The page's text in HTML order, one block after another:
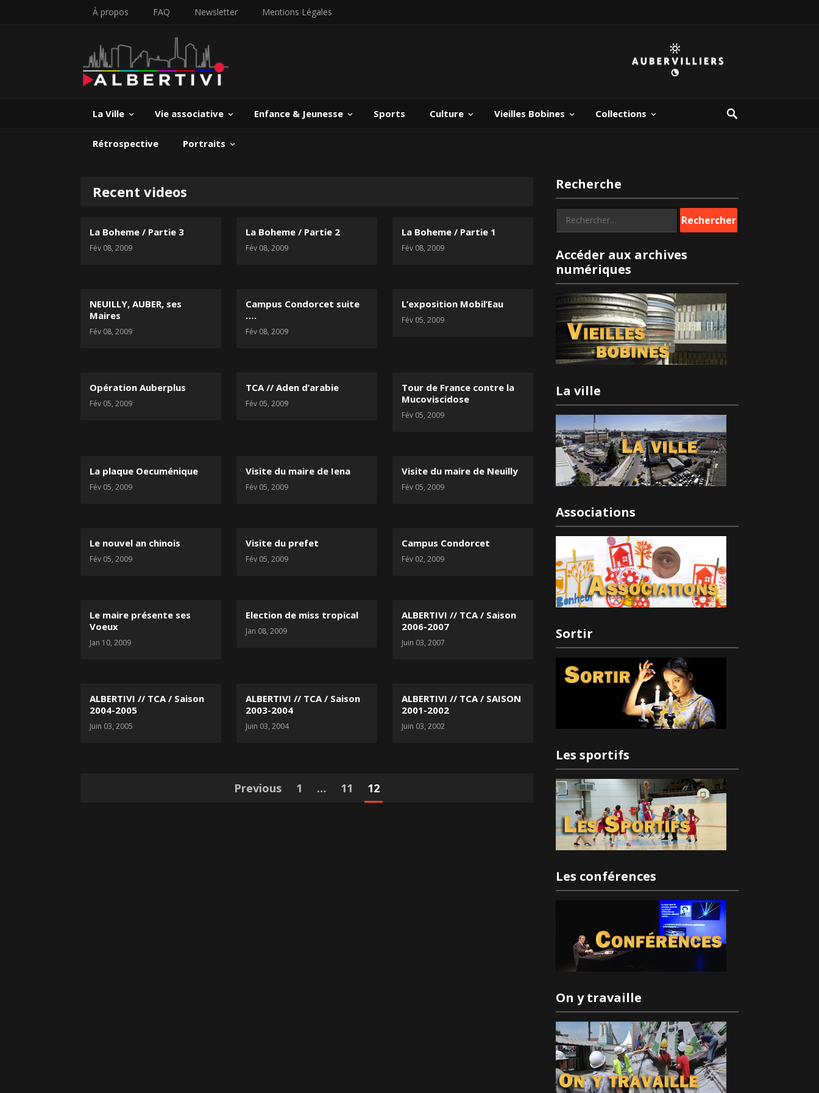
À propos FAQ Newsletter Mentions Légales
La Ville Vie associative Enfance & Jeunesse Sports Culture Vieilles Bobines Collections
Rétrospective Portraits
Recent videos
La Boheme / Partie 3
Fév 08, 2009
La Boheme / Partie 2
Fév 08, 2009
La Boheme / Partie 1
Fév 08, 2009
NEUILLY, AUBER, ses
Maires
Fév 08, 2009
Campus Condorcet suite
….
Fév 08, 2009
L’exposition Mobil’Eau
Fév 05, 2009
Opération Auberplus
Fév 05, 2009
TCA // Aden d’arabie
Fév 05, 2009
Tour de France contre la
Mucoviscidose
Fév 05, 2009
La plaque Oecuménique
Fév 05, 2009
Visite du maire de Iena
Fév 05, 2009
Visite du maire de Neuilly
Fév 05, 2009
Le nouvel an chinois
Fév 05, 2009
Visite du prefet
Fév 05, 2009
Campus Condorcet
Fév 02, 2009
Le maire présente ses
Voeux
Jan 10, 2009
Election de miss tropical
Jan 08, 2009
ALBERTIVI // TCA / Saison
2006-2007
Juin 03, 2007
ALBERTIVI // TCA / Saison
2004-2005
Juin 03, 2005
ALBERTIVI // TCA / Saison
2003-2004
Juin 03, 2004
ALBERTIVI // TCA / SAISON
2001-2002
Juin 03, 2002
Previous 1 … 11 12
Recherche
Rechercher :
Accéder aux archives
numériques
La ville
Associations
Sortir
Les sportifs
Les conférences
On y travaille